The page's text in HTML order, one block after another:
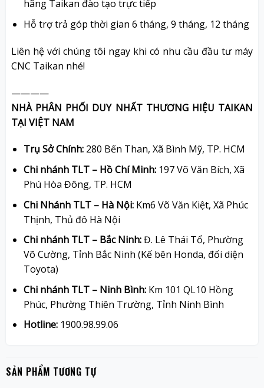
hãng Taikan đào tạo trực tiếp
Hỗ trợ trả góp thời gian 6 tháng, 9 tháng, 12 tháng
Liên hệ với chúng tôi ngay khi có nhu cầu đầu tư máy
CNC Taikan nhé!
————
NHÀ PHÂN PHỐI DUY NHẤT THƯƠNG HIỆU TAIKAN
TẠI VIỆT NAM
Trụ Sở Chính:280 Bến Than, Xã Bình Mỹ, TP. HCM
Chi nhánh TLT – Hồ Chí Minh:197 Võ Văn Bích, Xã
Phú Hòa Đông, TP. HCM
Chi Nhánh TLT – Hà Nội:Km6 Võ Văn Kiệt, Xã Phúc
Thịnh, Thủ đô Hà Nội
Chi nhánh TLT – Bắc Ninh:Đ. Lê Thái Tổ, Phường
Võ Cường, Tỉnh Bắc Ninh (Kế bên Honda, đối diện
Toyota)
Chi nhánh TLT – Ninh Bình:Km 101 QL10 Hồng
Phúc, Phường Thiên Trường, Tỉnh Ninh Bình
Hotline:1900.98.99.06
SẢN PHẨM TƯƠNG TỰ